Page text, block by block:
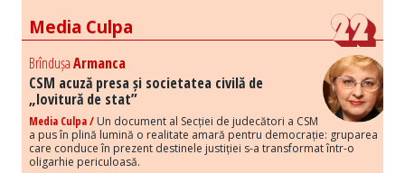
Media Culpa
BrîndușaArmanca
CSM acuză presa și societatea civilă de
„lovitură de stat”
Media Culpa / Un document al Secției de judecători a CSM
a pus în plină lumină o realitate amară pentru democrație: gruparea
care conduce în prezent destinele justiției s-a transformat într-o
oligarhie periculoasă.